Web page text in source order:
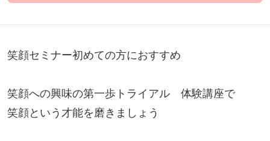
笑顔セミナー初めての方におすすめ
笑顔への​興味の第一歩トライアル　体験講座で
笑顔という才能を磨きましょう